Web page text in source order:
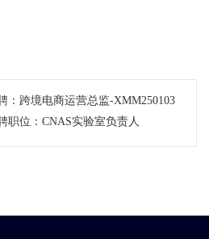
：跨境电商运营总监-XMM250103
职位：CNAS实验室负责人